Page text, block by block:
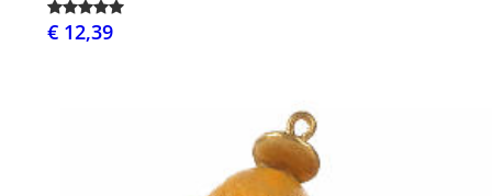
€ 12,39